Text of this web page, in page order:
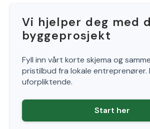
Vi hjelper deg med
byggeprosjekt
Fyll inn vårt korte skjema og
pristilbud fra lokale entreprenører.
uforpliktende.
Start her